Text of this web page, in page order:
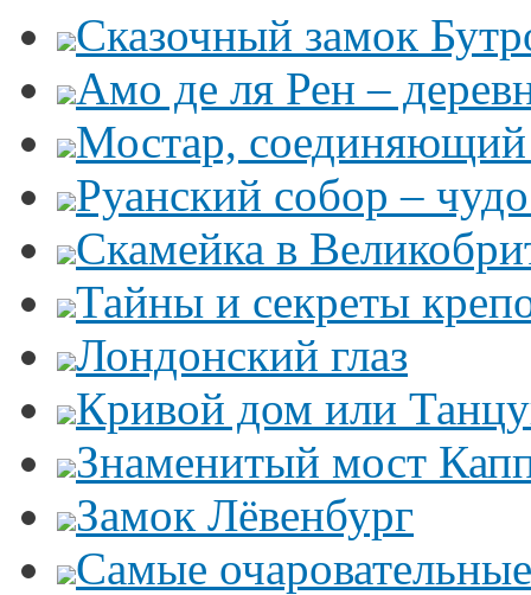
Сказочный замок
Амо де ля Рен –
Мостар, соединяющий
Руанский собор –
Скамейка в
Тайны и секреты
Лондонский глаз
Кривой дом или
Знаменитый мост
Замок Лёвенбург
Самые